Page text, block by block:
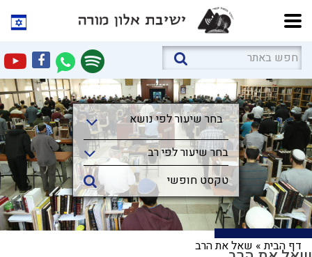
בחר שיעור לפי נושא
בחר שיעור לפי נושא
בחר שיעור לפי רב
דף הבית» שאל את הרב